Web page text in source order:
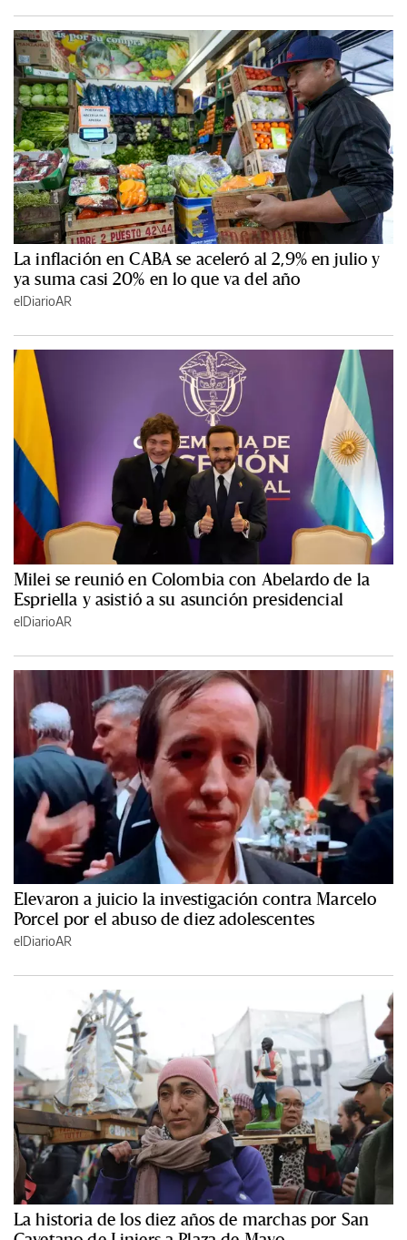
La inflación en CABA se aceleró al 2,9% en julio y
ya suma casi 20% en lo que va del año
elDiarioAR
Milei se reunió en Colombia con Abelardo de la
Espriella y asistió a su asunción presidencial
elDiarioAR
Elevaron a juicio la investigación contra Marcelo
Porcel por el abuso de diez adolescentes
elDiarioAR
La historia de los diez años de marchas por San